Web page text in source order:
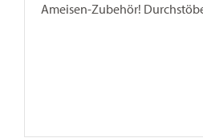
Ameisen-Zubehör!